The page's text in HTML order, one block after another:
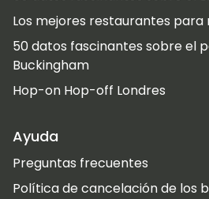
Los mejores restaurantes para
50 datos fascinantes sobre el
Buckingham
Hop-on Hop-off Londres
Ayuda
Preguntas frecuentes
Política de cancelación de los